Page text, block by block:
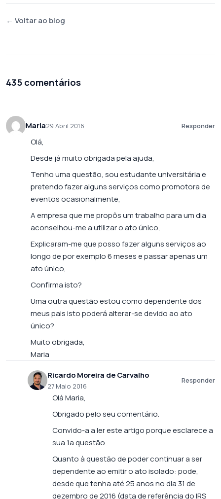
← Voltar ao blog
435 comentários
Maria29 Abril 2016 Responder
Olá,
Desde já muito obrigada pela ajuda,
Tenho uma questão, sou estudante universitária e
pretendo fazer alguns serviços como promotora de
eventos ocasionalmente,
A empresa que me propôs um trabalho para um dia
aconselhou-me a utilizar o ato único,
Explicaram-me que posso fazer alguns serviços ao
longo de por exemplo 6 meses e passar apenas um
ato único,
Confirma isto?
Uma outra questão estou como dependente dos
meus pais isto poderá alterar-se devido ao ato
único?
Muito obrigada,
Maria
Ricardo Moreira de Carvalho
27 Maio 2016
Responder
Olá Maria,
Obrigado pelo seu comentário.
Convido-a a ler este artigo porque esclarece a
sua 1a questão.
Quanto à questão de poder continuar a ser
dependente ao emitir o ato isolado: pode,
desde que tenha até 25 anos no dia 31 de
dezembro de 2016 (data de referência do IRS